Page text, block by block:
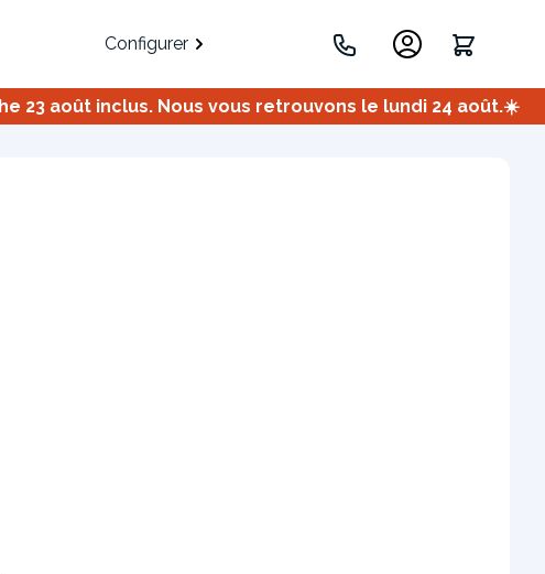
Configurer
projets
23 août inclus. Nous vous retrouvons le lundi 24 août.☀️